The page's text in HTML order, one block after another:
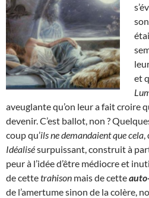
et
aveuglante qu’on leur a fait croire
devenir. C’est ballot, non ?
coup qu’ils ne demandaient que cela
Idéalisésurpuissant, construit à
peur à l’idée d’être médiocre et
de cettetrahison mais de cette
de l’amertume sinon de la colère,